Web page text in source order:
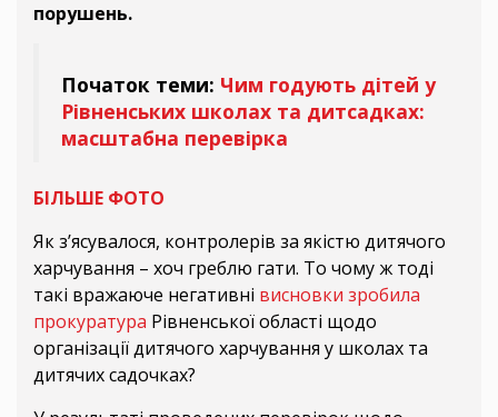
порушень.
Початок теми: Чим годують дітей у
Рівненських школах та дитсадках:
масштабна перевірка
БІЛЬШЕ ФОТО
Як з’ясувалося, контролерів за якістю дитячого
харчування – хоч греблю гати. То чому ж тоді
такі вражаюче негативні висновки зробила
прокуратура Рівненської області щодо
організації дитячого харчування у школах та
дитячих садочках?